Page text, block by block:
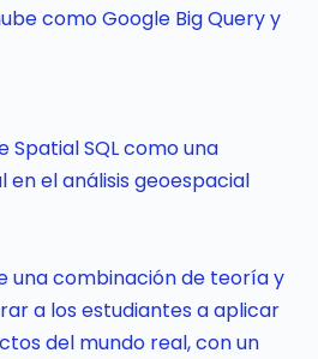
como Google Big Query y
Spatial SQL como una
el análisis geoespacial
una combinación de teoría y
a los estudiantes a aplicar
del mundo real, con un